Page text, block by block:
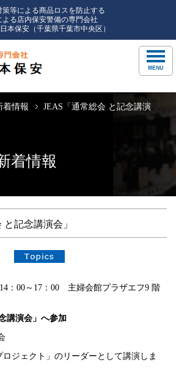
策等による商品ロスを防止する
よる店内保安警備の専門会社
本保安（千葉県千葉市中央区）
着情報
JEAS「通常総会 と記念講演
着情報
記念講演会」
：00～17：00 主婦会館プラザエフ9 階
講演会」へ参加
ジェクト」のリーダーとして講演しま